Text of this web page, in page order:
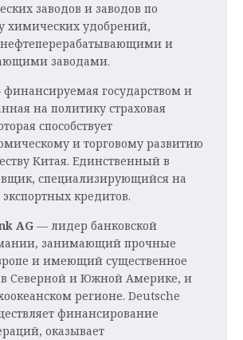
заводов и заводов по
химических удобрений,
нефтеперерабатывающими и
заводами.
государством и
на политику страховая
способствует
и торговому развитию
Китая. Единственный в
специализирующийся на
кредитов.
AG — лидер банковской
занимающий прочные
и имеющий существенное
в Северной и Южной Америке, и
регионе. Deutsche
финансирование
оказывает